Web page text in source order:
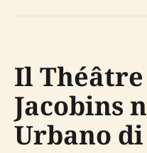
Il Théâtre
Jacobins
Urbano